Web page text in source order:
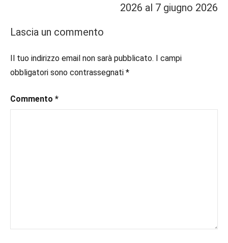
#inlibreria,
#instalibri,
#ioleggo,
#kindle,
#leggerechepassione,
#romance,
piano
2026 al 7 giugno 2026
Lascia un commento
Il tuo indirizzo email non sarà pubblicato. I campi
obbligatori sono contrassegnati *
Commento *